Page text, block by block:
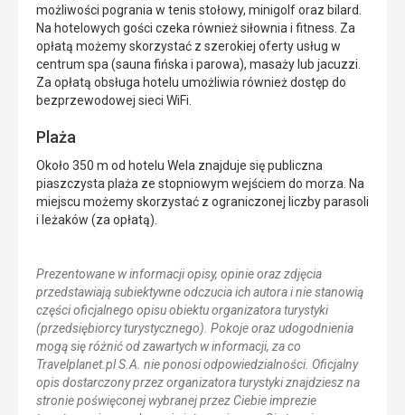
możliwości pogrania w tenis stołowy, minigolf oraz bilard.
Na hotelowych gości czeka również siłownia i fitness. Za
opłatą możemy skorzystać z szerokiej oferty usług w
centrum spa (sauna fińska i parowa), masaży lub jacuzzi.
Za opłatą obsługa hotelu umożliwia również dostęp do
bezprzewodowej sieci WiFi.
Plaża
Około 350 m od hotelu Wela znajduje się publiczna
piaszczysta plaża ze stopniowym wejściem do morza. Na
miejscu możemy skorzystać z ograniczonej liczby parasoli
i leżaków (za opłatą).
Prezentowane w informacji opisy, opinie oraz zdjęcia
przedstawiają subiektywne odczucia ich autora i nie stanowią
części oficjalnego opisu obiektu organizatora turystyki
(przedsiębiorcy turystycznego). Pokoje oraz udogodnienia
mogą się różnić od zawartych w informacji, za co
Travelplanet.pl S.A. nie ponosi odpowiedzialności. Oficjalny
opis dostarczony przez organizatora turystyki znajdziesz na
stronie poświęconej wybranej przez Ciebie imprezie